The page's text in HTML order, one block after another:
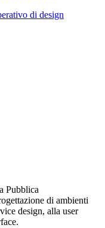
di design
Pubblica
di ambienti
design, alla user